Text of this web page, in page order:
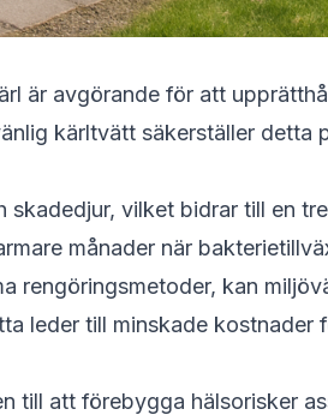
är avgörande för att
kärltvätt säkerställer detta
skadedjur, vilket bidrar till en
månader när
rengöringsmetoder, kan
leder till minskade kostnader
till att förebygga hälsorisker